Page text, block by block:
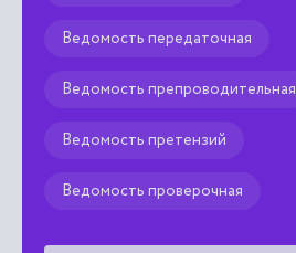
Ведомость передаточная
Ведомость препроводительная
Ведомость претензий
Ведомость проверочная